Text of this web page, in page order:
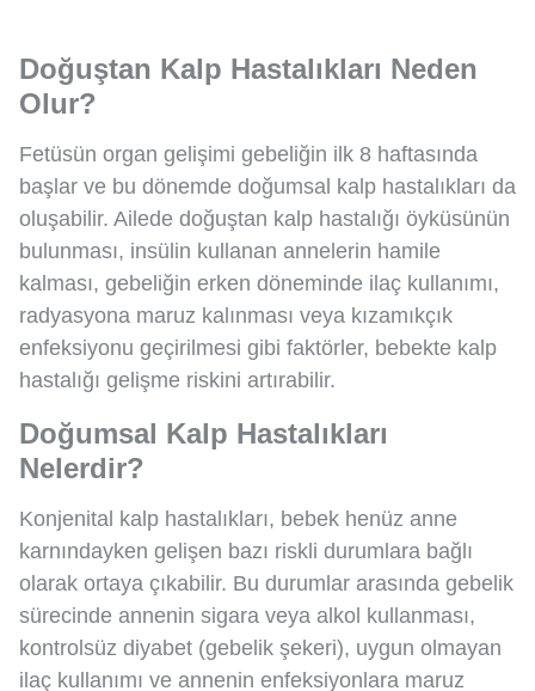
Doğuştan Kalp Hastalıkları Neden
Olur?
Fetüsün organ gelişimi gebeliğin ilk 8 haftasında
başlar ve bu dönemde doğumsal kalp hastalıkları da
oluşabilir. Ailede doğuştan kalp hastalığı öyküsünün
bulunması, insülin kullanan annelerin hamile
kalması, gebeliğin erken döneminde ilaç kullanımı,
radyasyona maruz kalınması veya kızamıkçık
enfeksiyonu geçirilmesi gibi faktörler, bebekte kalp
hastalığı gelişme riskini artırabilir.
Doğumsal Kalp Hastalıkları
Nelerdir?
Konjenital kalp hastalıkları, bebek henüz anne
karnındayken gelişen bazı riskli durumlara bağlı
olarak ortaya çıkabilir. Bu durumlar arasında gebelik
sürecinde annenin sigara veya alkol kullanması,
kontrolsüz diyabet (gebelik şekeri), uygun olmayan
ilaç kullanımı ve annenin enfeksiyonlara maruz